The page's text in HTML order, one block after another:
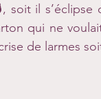
soit il
qui ne
de larmes